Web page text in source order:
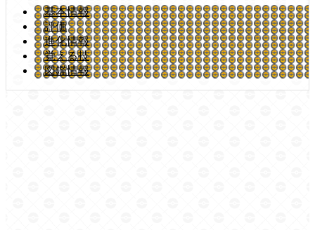
基本情報
評価
進化情報
覚える技
図鑑情報